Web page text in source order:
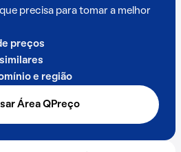
precisa para tomar a melhor
preços
e região
Área QPreço